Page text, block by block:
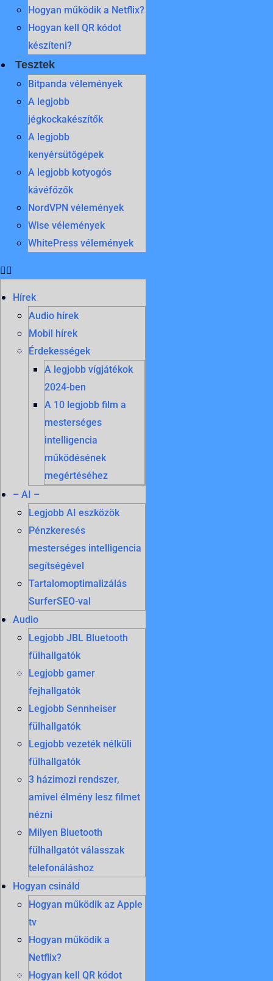
Hogyan működik a Netflix?
Hogyan kell QR kódot
készíteni?
Tesztek
Bitpanda vélemények
A legjobb
jégkockakészítők
A legjobb
kenyérsütőgépek
A legjobb kotyogós
kávéfőzők
NordVPN vélemények
Wise vélemények
WhitePress vélemények
Hírek
Audio hírek
Mobil hírek
Érdekességek
A legjobb vígjátékok
2024-ben
A 10 legjobb film a
mesterséges
intelligencia
működésének
megértéséhez
– AI –
Legjobb AI eszközök
Pénzkeresés
mesterséges intelligencia
segítségével
Tartalomoptimalizálás
SurferSEO-val
Audio
Legjobb JBL Bluetooth
fülhallgatók
Legjobb gamer
fejhallgatók
Legjobb Sennheiser
fülhallgatók
Legjobb vezeték nélküli
fülhallgatók
3 házimozi rendszer,
amivel élmény lesz filmet
nézni
Milyen Bluetooth
fülhallgatót válasszak
telefonáláshoz
Hogyan csináld
Hogyan működik az Apple
tv
Hogyan működik a
Netflix?
Hogyan kell QR kódot